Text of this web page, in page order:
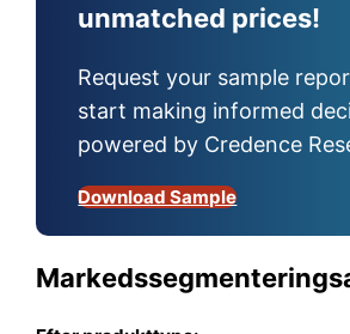
unmatched prices!
Request your sample
start making informed
powered by Credence
Download Sample